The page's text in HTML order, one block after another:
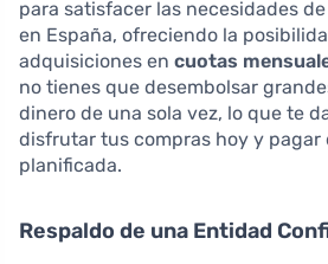
para satisfacer las necesidades
en España, ofreciendo la
adquisiciones en cuotas
no tienes que desembolsar
dinero de una sola vez, lo que te
disfrutar tus compras hoy y pagar
planificada.
Respaldo de una Entidad